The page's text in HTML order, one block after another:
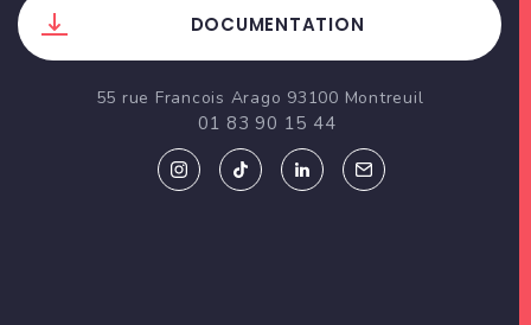
DOCUMENTATION
55 rue Francois Arago 93100 Montreuil
01 83 90 15 44